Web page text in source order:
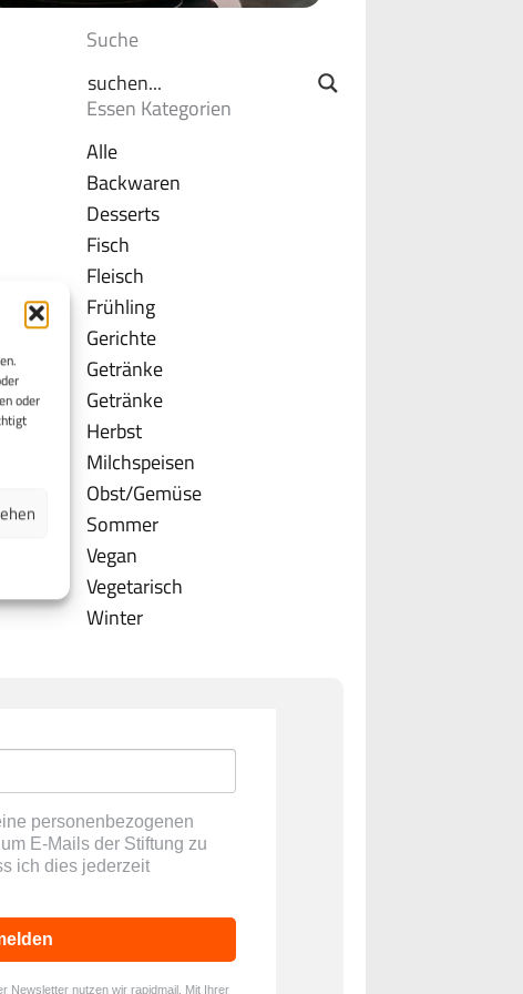
oder
Suche
Essen Kategorien
Alle
Backwaren
Desserts
Fisch
Fleisch
Frühling
Gerichte
Getränke
Getränke
Herbst
Milchspeisen
Obst/Gemüse
Sommer
Vegan
Vegetarisch
Winter
personenbezogenen
E-Mails der Stiftung zu
ich dies jederzeit
Newsletter nutzen wir rapidmail. Mit Ihrer